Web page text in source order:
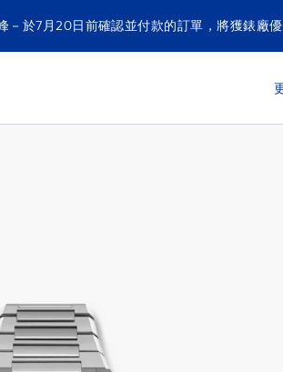
－於7月20日前確認並付款的訂單，將獲錶廠